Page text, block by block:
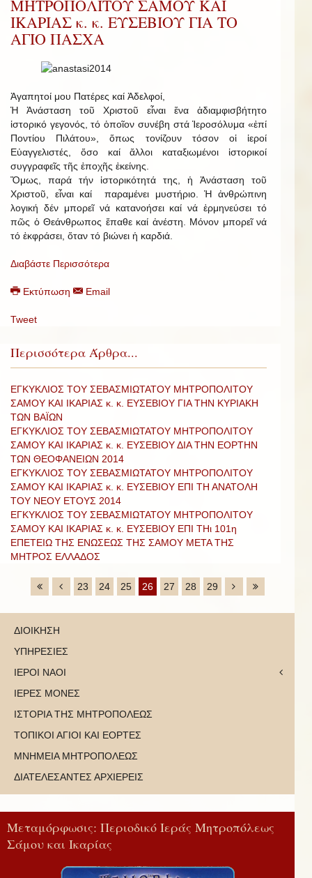
ΜΗΤΡΟΠΟΛΙΤΟΥ ΣΑΜΟΥ ΚΑΙ
ΙΚΑΡΙΑΣ κ. κ. ΕΥΣΕΒΙΟΥ ΓΙΑ ΤΟ
ΑΓΙΟ ΠΑΣΧΑ
Ἀγαπητοί μου Πατέρες καί Ἀδελφοί,
Ἡ Ἀνάσταση τοῦ Χριστοῦ εἶναι ἕνα ἀδιαμφισβήτητο
ἱστορικό γεγονός, τό ὁποῖον συνέβη στά Ἱεροσόλυμα «ἐπί
Ποντίου Πιλάτου», ὅπως τονίζουν τόσον οἱ ἱεροί
Εὐαγγελιστές, ὅσο καί ἄλλοι καταξιωμένοι ἱστορικοί
συγγραφεῖς τῆς ἐποχῆς ἐκείνης.
Ὅμως, παρά τήν ἱστορικότητά της, ἡ Ἀνάσταση τοῦ
Χριστοῦ, εἶναι καί παραμένει μυστήριο. Ἡ ἀνθρώπινη
λογική δέν μπορεῖ νά κατανοήσει καί νά ἑρμηνεύσει τό
πῶς ὁ Θεάνθρωπος ἔπαθε καί ἀνέστη. Μόνον μπορεῖ νά
τό ἐκφράσει, ὅταν τό βιώνει ἡ καρδιά.
Διαβάστε Περισσότερα
Εκτύπωση Email
Tweet
Περισσότερα Άρθρα...
ΕΓΚΥΚΛΙΟΣ ΤΟΥ ΣΕΒΑΣΜΙΩΤΑΤΟΥ ΜΗΤΡΟΠΟΛΙΤΟΥ
ΣΑΜΟΥ ΚΑΙ ΙΚΑΡΙΑΣ κ. κ. ΕΥΣΕΒΙΟΥ ΓΙΑ ΤΗΝ ΚΥΡΙΑΚΗ
ΤΩΝ ΒΑΪΩΝ
ΕΓΚΥΚΛΙΟΣ ΤΟΥ ΣΕΒΑΣΜΙΩΤΑΤΟΥ ΜΗΤΡΟΠΟΛΙΤΟΥ
ΣΑΜΟΥ ΚΑΙ ΙΚΑΡΙΑΣ κ. κ. ΕΥΣΕΒΙΟΥ ΔΙΑ ΤΗΝ ΕΟΡΤΗΝ
ΤΩΝ ΘΕΟΦΑΝΕΙΩΝ 2014
ΕΓΚΥΚΛΙΟΣ ΤΟΥ ΣΕΒΑΣΜΙΩΤΑΤΟΥ ΜΗΤΡΟΠΟΛΙΤΟΥ
ΣΑΜΟΥ ΚΑΙ ΙΚΑΡΙΑΣ κ. κ. ΕΥΣΕΒΙΟΥ ΕΠΙ ΤΗ ΑΝΑΤΟΛΗ
ΤΟΥ ΝΕΟΥ ΕΤΟΥΣ 2014
ΕΓΚΥΚΛΙΟΣ ΤΟΥ ΣΕΒΑΣΜΙΩΤΑΤΟΥ ΜΗΤΡΟΠΟΛΙΤΟΥ
ΣΑΜΟΥ ΚΑΙ ΙΚΑΡΙΑΣ κ. κ. ΕΥΣΕΒΙΟΥ ΕΠΙ ΤΗι 101η
ΕΠΕΤΕΙΩ ΤΗΣ ΕΝΩΣΕΩΣ ΤΗΣ ΣΑΜΟΥ ΜΕΤΑ ΤΗΣ
ΜΗΤΡΟΣ ΕΛΛΑΔΟΣ
23 24 25 26 27 28 29
ΔΙΟΙΚΗΣΗ
ΥΠΗΡΕΣΙΕΣ
ΙΕΡΟΙ ΝΑΟΙ
ΙΕΡΕΣ ΜΟΝΕΣ
ΙΣΤΟΡΙΑ ΤΗΣ ΜΗΤΡΟΠΟΛΕΩΣ
ΤΟΠΙΚΟΙ ΑΓΙΟΙ ΚΑΙ ΕΟΡΤΕΣ
ΜΝΗΜΕΙΑ ΜΗΤΡΟΠΟΛΕΩΣ
ΔΙΑΤΕΛΕΣΑΝΤΕΣ ΑΡΧΙΕΡΕΙΣ
Μεταμόρφωσις: Περιοδικό Ιεράς Μητροπόλεως
Σάμου και Ικαρίας